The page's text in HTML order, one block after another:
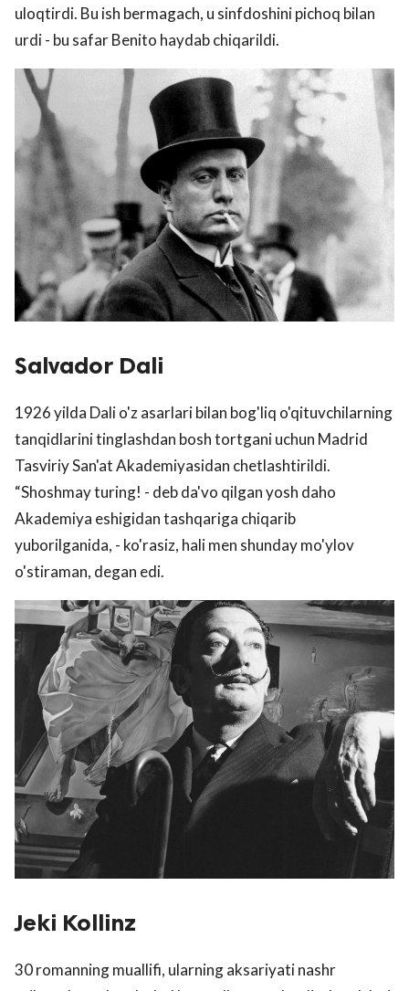
uloqtirdi. Bu ish bermagach, u sinfdoshini pichoq bilan
urdi - bu safar Benito haydab chiqarildi.
Salvador Dali
1926 yilda Dali o'z asarlari bilan bog'liq o'qituvchilarning
tanqidlarini tinglashdan bosh tortgani uchun Madrid
Tasviriy San'at Akademiyasidan chetlashtirildi.
“Shoshmay turing! - deb da'vo qilgan yosh daho
Akademiya eshigidan tashqariga chiqarib
yuborilganida, - ko'rasiz, hali men shunday mo'ylov
o'stiraman, degan edi.
Jeki Kollinz
30 romanning muallifi, ularning aksariyati nashr